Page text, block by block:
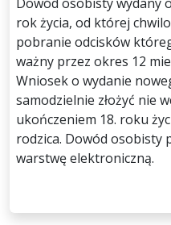
rok życia, od której
pobranie odcisków
ważny przez okres 12
Wniosek o wydanie
samodzielnie złożyć nie
ukończeniem 18. roku
rodzica. Dowód osobisty
warstwę elektroniczną.